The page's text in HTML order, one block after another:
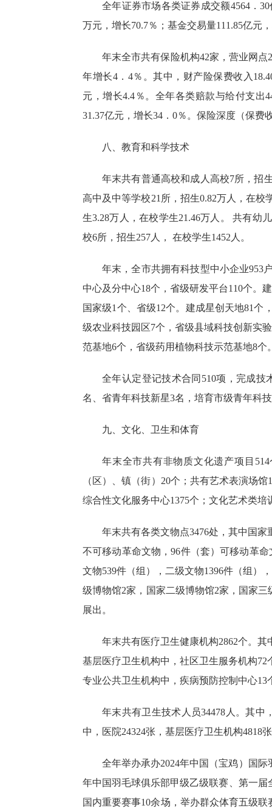
全年证券市场各类证券成交额4564．30
万元，增长70.7％；基金交易量111.85亿元，
年末全市共有保险机构42家，营业网点
年增长4． 4％。其中，财产险保费收入
元，增长4.4％。全年各类赔款与给付支出
31.37亿元，增长34 ． 0％。保险深度（保费
八、教育和科学技术
年末共有普通高校和成人高校7所，招
高中及中等学校21所，招生0.82万人，在校
生3.28万人，在校学生21.46万人。 共有幼
校6所，招生257人， 在校学生1452人。
年末，全市共拥有科技型中小企业953
中心及分中心18个，省级研发平台110个。
国家级1个、省级12个。建成星创天地81个
级农业科技园区7个，省级县域科技创新实
范基地6个，省级药用植物科技示范基地8个
全年认定登记技术合同 510项，完成技
名、省青年科技新星3名，培育市级青年科
九、文化、卫生和体育
年末全市共有非物质文化遗产项目 514
（ 区） 、镇 （街） 20个 ； 共有艺术表演场馆
综合性文化服务中心1375个 ； 文化艺术类培
年末共有各类文物点3476处，其中国家
不可移动革命文物，96件（套）可移动革
文物539件（组），二级文物1396件（组）
级博物馆2家，国家二级博物馆2家，国家
展出。
年末共有医疗卫生健康机构2862个。其
基层医疗卫生机构中，社区卫生服务机构72
专业公共卫生机构中，疾病预防控制中心
年末共有卫生技术人员34478人。其中
中，医院24324张 ， 基层医疗卫生机构4818张
全年举办承办2024年中国（宝鸡）国
年中国羽毛球俱乐部甲级乙级联赛、第一
国内重要赛事10余场，举办群众体育五级